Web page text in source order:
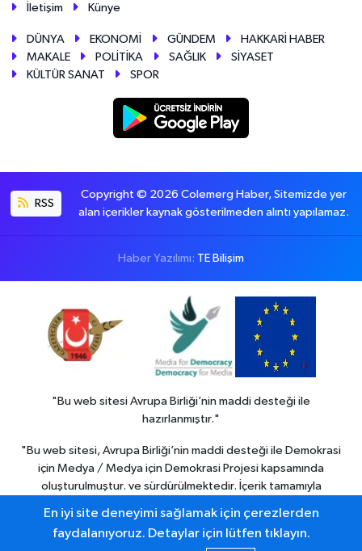
İletişim
Künye
DÜNYA EKONOMİ GÜNDEM
HAKKARİ HABER
MAKALE
POLİTİKA SAĞLIK
SİYASET
KÜLTÜR SANAT
SPOR
RSS
Copyright © 2026 Colemerg Haber, Sitemizde yer
alan içerikler kaynak gösterilmeden alıntı yapılamaz.
Haber Yazılımı: TE Bilişim
"Bu web sitesi Avrupa Birliği’nin maddi desteği ile
hazırlanmıştır."
"Bu web sitesi, Avrupa Birliği’nin maddi desteği ile Demokrasi
için Medya / Medya için Demokrasi Projesi kapsamında
oluşturulmuştur. ve sürdürülmektedir. İçerik tamamıyla
görüşlerini yansıtmak zorunda değildir."
En iyi site deneyimi sağlamak için çerezlerden
faydalanıyoruz. Detaylar için lütfen tıklayın.